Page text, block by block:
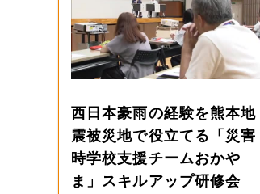
西日本豪雨の経験を熊本地
震被災地で役立てる「災害
時学校支援チームおかや
ま」スキルアップ研修会